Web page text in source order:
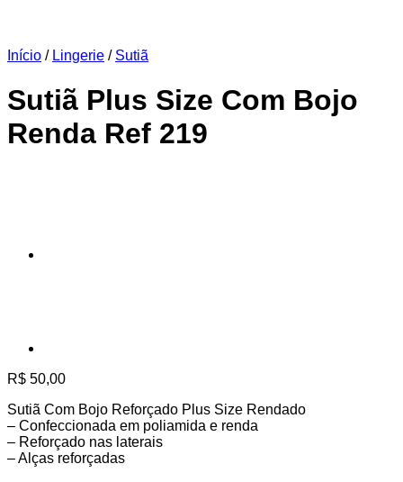
Início / Lingerie / Sutiã
Sutiã Plus Size Com Bojo
Renda Ref 219
R$ 50,00
Sutiã Com Bojo Reforçado Plus Size Rendado
– Confeccionada em poliamida e renda
– Reforçado nas laterais
– Alças reforçadas